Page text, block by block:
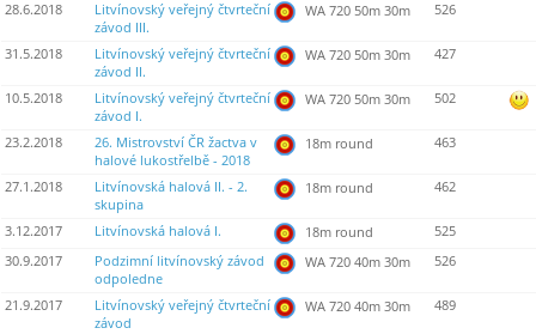
28.6.2018
Litvínovský veřejný čtvrteční
závod III.
WA 720 50m 30m 526
31.5.2018
Litvínovský veřejný čtvrteční
závod II.
WA 720 50m 30m 427
10.5.2018
Litvínovský veřejný čtvrteční
závod I.
WA 720 50m 30m 502
23.2.2018
26. Mistrovství ČR žactva v
halové lukostřelbě - 2018
18m round 463
27.1.2018
Litvínovská halová II. - 2.
skupina
18m round 462
3.12.2017 Litvínovská halová I. 18m round
525
30.9.2017
Podzimní litvínovský závod
odpoledne
WA 720 40m 30m 526
21.9.2017
Litvínovský veřejný čtvrteční
závod
WA 720 40m 30m 489